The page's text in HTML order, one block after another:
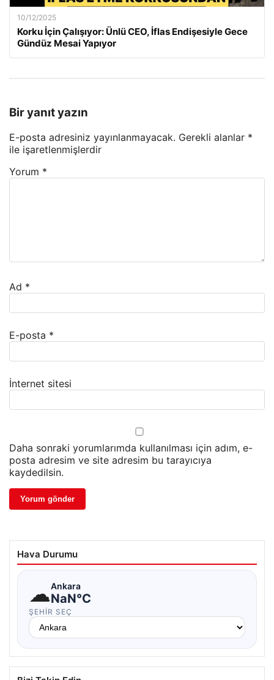
10/12/2025
Korku İçin Çalışıyor: Ünlü CEO, İflas Endişesiyle Gece
Gündüz Mesai Yapıyor
Bir yanıt yazın
E-posta adresiniz yayınlanmayacak. Gerekli alanlar *
ile işaretlenmişlerdir
Yorum *
Ad *
E-posta *
İnternet sitesi
Daha sonraki yorumlarımda kullanılması için adım, e-
posta adresim ve site adresim bu tarayıcıya
kaydedilsin.
Hava Durumu
☁Ankara
NaN°C
ŞEHIR SEÇ